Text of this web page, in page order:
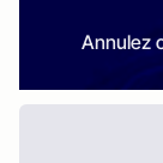
Annulez